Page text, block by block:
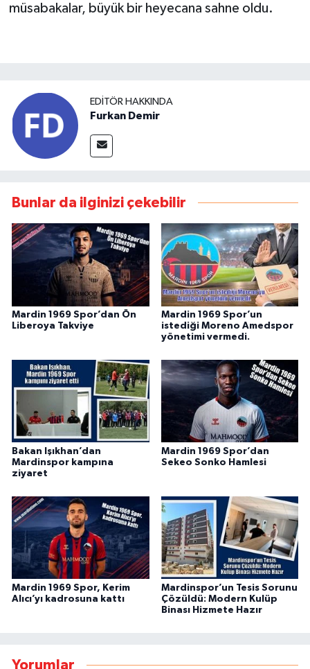
müsabakalar, büyük bir heyecana sahne oldu.
EDITÖR HAKKINDA
Furkan Demir
Bunlar da ilginizi çekebilir
Mardin 1969 Spor’dan Ön
Liberoya Takviye
Mardin 1969 Spor’un
istediği Moreno Amedspor
yönetimi vermedi.
Bakan Işıkhan’dan
Mardinspor kampına
ziyaret
Mardin 1969 Spor’dan
Sekeo Sonko Hamlesi
Mardin 1969 Spor, Kerim
Alıcı’yı kadrosuna kattı
Mardinspor’un Tesis Sorunu
Çözüldü: Modern Kulüp
Binası Hizmete Hazır
Yorumlar